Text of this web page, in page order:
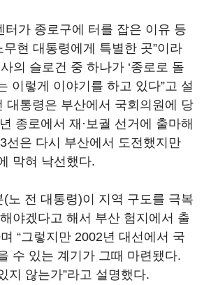
터가 종로구에 터를 잡은 이유 등
무현 대통령에게 특별한 곳”이라
의 슬로건 중 하나가 ‘종로로 돌
이렇게 이야기를 하고 있다”고 설
대통령은 부산에서 국회의원에 당
종로에서 재·보궐 선거에 출마해
선은 다시 부산에서 도전했지만
막혀 낙선했다.
(노 전 대통령)이 지역 구도를 극복
야겠다고 해서 부산 험지에서 출
“그렇지만 2002년 대선에서 국
수 있는 계기가 그때 마련됐다.
지 않는가”라고 설명했다.